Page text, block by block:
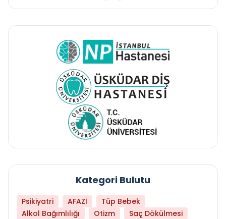
Kategori Bulutu
Psikiyatri AFAZİ
Tüp Bebek
Alkol Bağımlılığı
Otizm
Saç Dökülmesi